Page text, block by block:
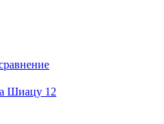
Шиацу 12